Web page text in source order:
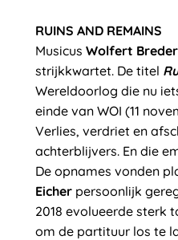
RUINS AND REMAINS
Musicus Wolfert
strijkkwartet. De titel
Wereldoorlog die nu
einde van WOI (11
Verlies, verdriet en
achterblijvers. En die
De opnames vonden
Eicher persoonlijk
2018 evolueerde sterk
om de partituur los te